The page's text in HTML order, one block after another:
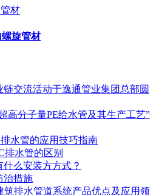
旋管材
链交流活动于逸通管业集团总部圆
高分子量PE给水管及其生产工艺”
水管的应用技巧指南
排水管的区别
么安装方方式？
治措施
筑排水管道系统产品优点及应用领